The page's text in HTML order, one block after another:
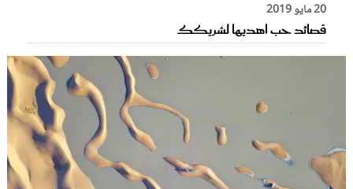
20 مايو 2019
قصائد حب اهديها لشريكك